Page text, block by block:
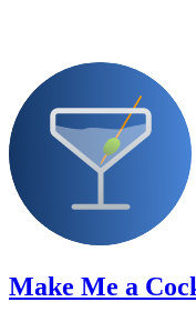
Make Me a